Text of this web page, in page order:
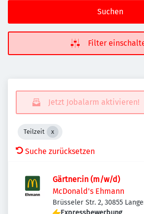
Suchen
Filter
Jetzt Jobalarm aktivieren!
Teilzeit
Suche zurücksetzen
Gärtner:in (m/w/d)
McDonald's Ehmann
Brüsseler Str. 2, 30855